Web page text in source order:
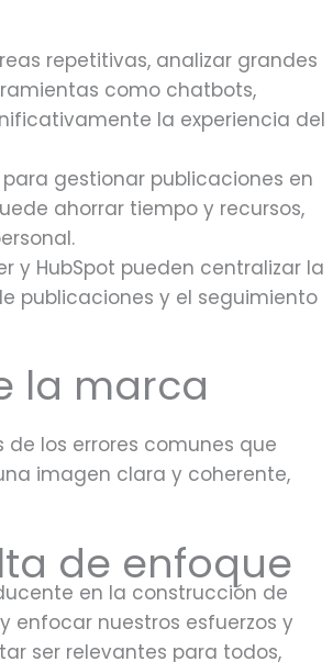
repetitivas, analizar grandes
como chatbots,
la experiencia del
gestionar publicaciones en
ahorrar tiempo y recursos,
y HubSpot pueden centralizar la
publicaciones y el seguimiento
la marca
de los errores comunes que
imagen clara y coherente,
de enfoque
en la construcción de
enfocar nuestros esfuerzos y
ser relevantes para todos,